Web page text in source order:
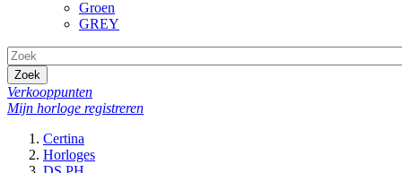
Groen
GREY
Zoek
Verkooppunten
Mijn horloge registreren
Certina
Horloges